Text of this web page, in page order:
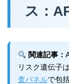
ス：
関連記事：
リスク遺伝子は
査パネルで包